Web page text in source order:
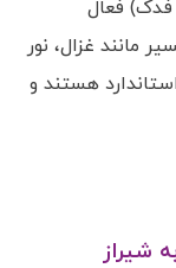
فدک) فعال
مانند غزال، نور
هستند و
شیراز